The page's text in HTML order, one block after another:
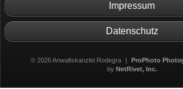
Impressum
Datenschutz
© 2026 Anwaltskanzlei Rodegra |
ProPhoto
by NetRivet, Inc.